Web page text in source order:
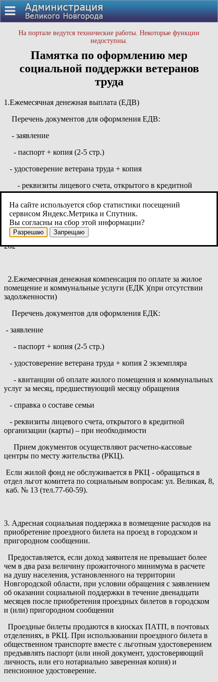
На портале ведутся технические работы. Некоторые функции
недоступны.
Памятка по оформлению мер
социальной поддержки ветеранов
труда
1.Ежемесячная денежная выплата (ЕДВ)
Перечень документов для оформления ЕДВ:
- заявление
- паспорт + копия (2-5 стр.)
- удостоверение ветерана труда + копия
- реквизиты лицевого счета, открытого в кредитной
организации (карты) - при необходимости.
Прием документов осуществляет ГОАУ
"Многофункциональный центр предоставления
государственных и муниципальных услуг"(МФЦ) по адресам:
Большая Московская ул, д. 24, ул. Ломоносова, д. 24/1, тел 500-
262
2.Ежемесячная денежная компенсация по оплате за жилое
помещение и коммунальные услуги (ЕДК )(при отсутствии
задолженности)
Перечень документов для оформления ЕДК:
- заявление
- паспорт + копия (2-5 стр.)
- удостоверение ветерана труда + копия 2 экземпляра
- квитанции об оплате жилого помещения и коммунальных
услуг за месяц, предшествующий месяцу обращения
- справка о составе семьи
- реквизиты лицевого счета, открытого в кредитной
организации (карты) – при необходимости
Прием документов осуществляют расчетно-кассовые
центры по месту жительства (РКЦ).
Если жилой фонд не обслуживается в РКЦ - обращаться в
отдел льгот комитета по социальным вопросам: ул. Великая, 8,
каб. № 13 (тел.77-60-59).
3. Адресная социальная поддержка в возмещение расходов на
приобретение проездного билета на проезд в городском и
пригородном сообщении.
Предоставляется, если доход заявителя не превышает более
чем в два раза величину прожиточного минимума в расчете
на душу населения, установленного на территории
Новгородской области, при условии обращения с заявлением
об оказании социальной поддержки в течение двенадцати
месяцев после приобретения проездных билетов в городском
и (или) пригородном сообщении
Проездные билеты продаются в киосках ПАТП, в почтовых
отделениях, в РКЦ. При использовании проездного билета в
общественном транспорте вместе с льготным удостоверением
предъявлять паспорт (или иной документ, удостоверяющий
личность, или его нотариально заверенная копия) и
пенсионное удостоверение.
На сайте используется сбор статистики посещений
сервисом Яндекс.Метрика и Спутник.
Вы согласны на сбор этой информации?
Разрешаю Запрещаю